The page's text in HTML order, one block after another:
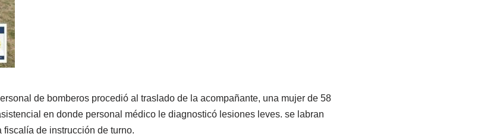
de bomberos procedió al traslado de la acompañante, una mujer de 58
en donde personal médico le diagnosticó lesiones leves. se labran
de instrucción de turno.